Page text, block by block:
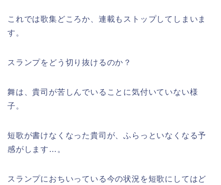
これでは歌集どころか、連載もストップしてしまいま
す。
スランプをどう切り抜けるのか？
舞は、貴司が苦しんでいることに気付いていない様
子。
短歌が書けなくなった貴司が、ふらっといなくなる予
感がします…。
スランプにおちいっている今の状況を短歌にしてはど